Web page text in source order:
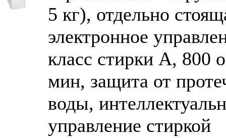
5 кг), отдельно
электронное
класс стирки A, 800
мин, защита от
воды,
управление стиркой